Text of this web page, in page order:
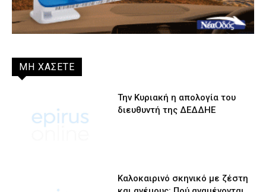
ΜΗ ΧΑΣΕΤΕ
Την Κυριακή η απολογία του
διευθυντή της ΔΕΔΔΗΕ
Καλοκαιρινό σκηνικό με ζέστη